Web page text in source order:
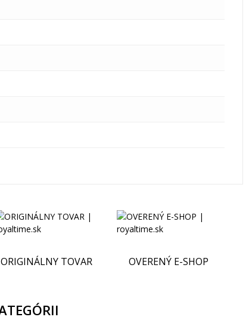
ORIGINÁLNY TOVAR OVERENÝ E-SHOP